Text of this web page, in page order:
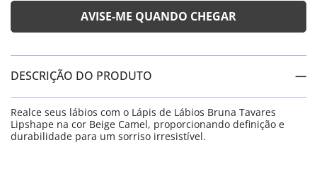
DESCRIÇÃO DO PRODUTO
Realce seus lábios com o Lápis de Lábios Bruna Tavares
Lipshape na cor Beige Camel, proporcionando definição e
durabilidade para um sorriso irresistível.